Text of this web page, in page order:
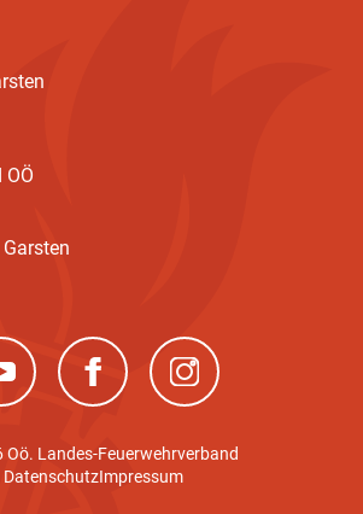
(neues Fenster)(neues Fenster)(neues Fenster)
Landes-Feuerwehrverband
DatenschutzImpressum